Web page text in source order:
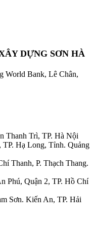
DỰNG SƠN HÀ
World Bank, Lê Chân,
Thanh Trì, TP. Hà Nội
TP. Hạ Long, Tỉnh. Quảng
Thanh, P. Thạch Thang.
Phú, Quận 2, TP. Hồ Chí
Sơn. Kiến An, TP. Hải